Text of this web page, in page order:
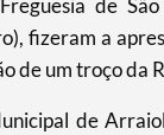
de
fizeram a
de um troço da
de